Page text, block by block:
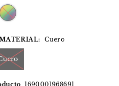
Cuero
1690001968691